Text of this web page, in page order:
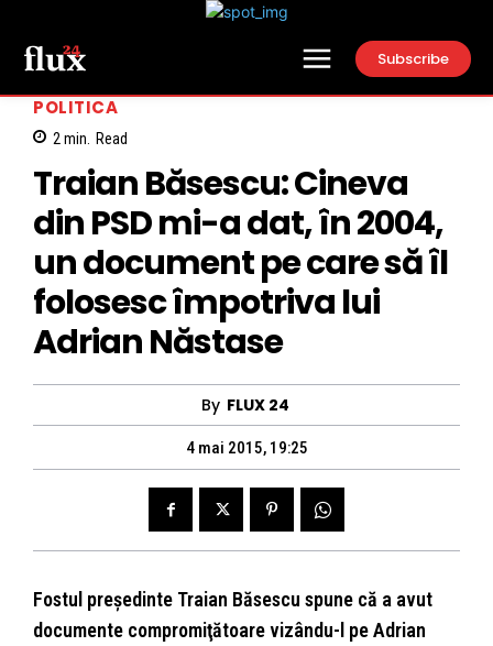
Subscribe
POLITICA
2 min. Read
Traian Băsescu: Cineva
din PSD mi-a dat, în 2004,
un document pe care să îl
folosesc împotriva lui
Adrian Năstase
By FLUX 24
4 mai 2015, 19:25
Fostul preşedinte Traian Băsescu spune că a avut
documente compromiţătoare vizându-l pe Adrian